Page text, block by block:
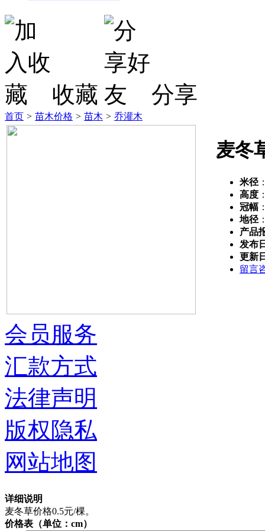
收藏 分享
首页 > 苗木价格 > 苗木 > 乔灌木
麦冬
米径
高度
冠幅
地径
产品
发布
更新
留言
详细说明
麦冬草价格0.5元/棵。
价格表（单位：cm）
会员服务
汇款方式
法律声明
版权隐私
网站地图